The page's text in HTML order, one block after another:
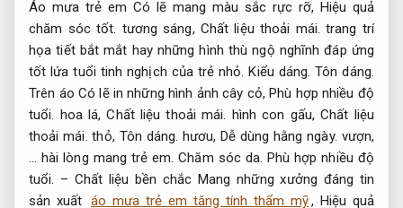
mưa ,Chất liệu thoải mái.có cúc bấm,Hiệu quả chăm
sóc tốt.dùng dễ dàng,Tôn dáng.dễ dàng.Form dáng.
Phù hợp nhiều độ tuổi.[/wpts_spin] – Trang trí bắt mắt
Áo mưa trẻ em Có lẽ mang màu sắc rực rỡ,Hiệu quả
chăm sóc tốt.tương sáng,Chất liệu thoải mái. trang trí
họa tiết bắt mắt hay những hình thù ngộ nghĩnh đáp ứng
tốt lứa tuổi tinh nghịch của trẻ nhỏ.Kiểu dáng. Tôn dáng.
Trên áo Có lẽ in những hình ảnh cây cỏ,Phù hợp nhiều độ
tuổi.
hoa lá, Chất liệu thoải mái.hình con gấu, Chất liệu
thoải mái. thỏ,Tôn dáng.hươu, Dễ dùng hằng ngày.vượn,